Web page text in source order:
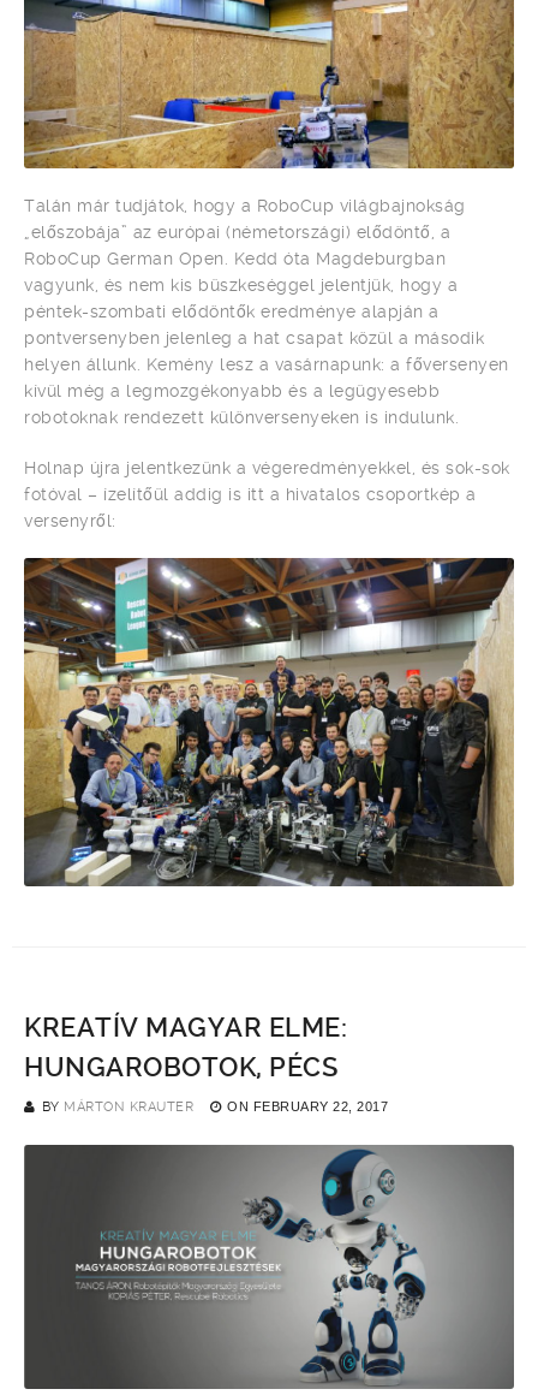
Talán már tudjátok, hogy a RoboCup világbajnokság
„előszobája” az európai (németországi) elődöntő, a
RoboCup German Open. Kedd óta Magdeburgban
vagyunk, és nem kis büszkeséggel jelentjük, hogy a
péntek-szombati elődöntők eredménye alapján a
pontversenyben jelenleg a hat csapat közül a második
helyen állunk. Kemény lesz a vasárnapunk: a főversenyen
kívül még a legmozgékonyabb és a legügyesebb
robotoknak rendezett különversenyeken is indulunk.
Holnap újra jelentkezünk a végeredményekkel, és sok-sok
fotóval – ízelítőül addig is itt a hivatalos csoportkép a
versenyről:
KREATÍV MAGYAR ELME:
HUNGAROBOTOK, PÉCS
BY MÁRTON KRAUTER ON FEBRUARY 22, 2017